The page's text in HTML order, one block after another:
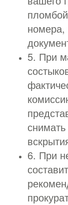
номера,
5. При
6. При